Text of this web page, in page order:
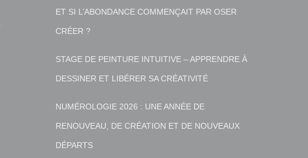
ET SI L’ABONDANCE COMMENÇAIT PAR OSER
CRÉER ?
STAGE DE PEINTURE INTUITIVE – APPRENDRE À
DESSINER ET LIBÉRER SA CRÉATIVITÉ
NUMÉROLOGIE 2026 : UNE ANNÉE DE
RENOUVEAU, DE CRÉATION ET DE NOUVEAUX
DÉPARTS